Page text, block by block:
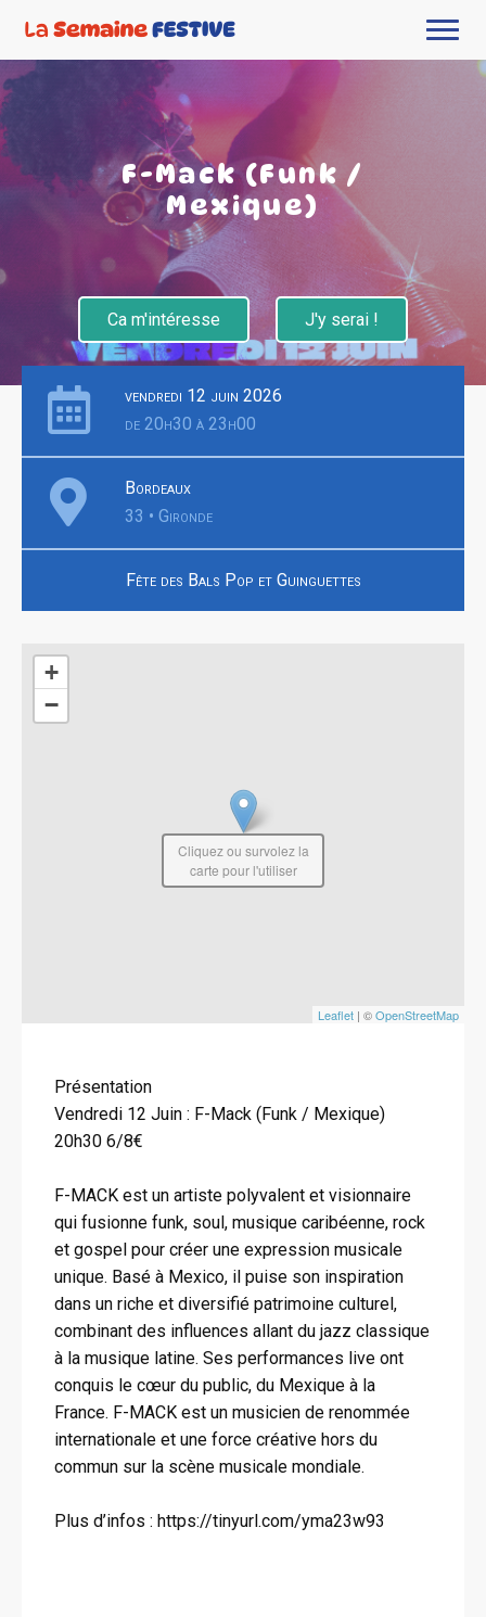
F-Mack (Funk /
Mexique)
Ca m'intéresse J'y serai !
vendredi 12 juin 2026
de 20h30 à 23h00
Bordeaux
33 • Gironde
Fête des Bals Pop et Guinguettes
+
−
Leaflet | ©OpenStreetMap
Cliquez ou survolez la
carte pour l'utiliser
Présentation
Vendredi 12 Juin : F-Mack (Funk / Mexique)
20h30 6/8€
F-MACK est un artiste polyvalent et visionnaire
qui fusionne funk, soul, musique caribéenne, rock
et gospel pour créer une expression musicale
unique. Basé à Mexico, il puise son inspiration
dans un riche et diversifié patrimoine culturel,
combinant des influences allant du jazz classique
à la musique latine. Ses performances live ont
conquis le cœur du public, du Mexique à la
France. F-MACK est un musicien de renommée
internationale et une force créative hors du
commun sur la scène musicale mondiale.
Plus d’infos : https://tinyurl.com/yma23w93